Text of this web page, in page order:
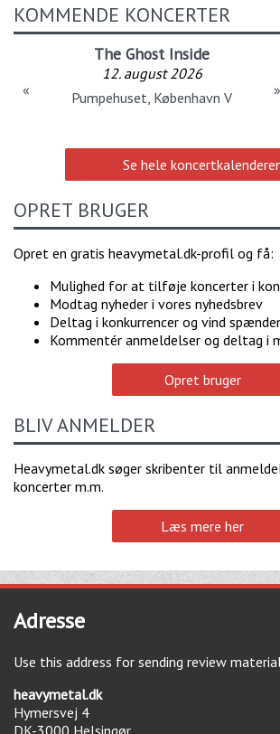
KOMMENDE KONCERTER
The Ghost Inside
12. august 2026
Pumpehuset, København V
« »
Se hele
OPRET BRUGER
Opret en gratis heavymetal.dk-profil og få:
Mulighed for at tilføje koncerter i
Modtag nyheder i vores nyhedsbrev
Deltag i konkurrencer og vind
Kommentér anmeldelser og deltag i
Opret bruger
BLIV ANMELDER
Heavymetal.dk søger skribenter til
koncerter m.m.
Læs mere her
Adresse
Use this address for sending review
heavymetal.dk
Hymersvej 4
DK-3000 Helsingør